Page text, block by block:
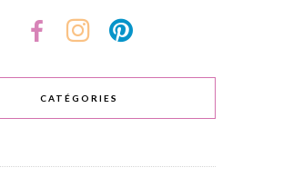
CATÉGORIES